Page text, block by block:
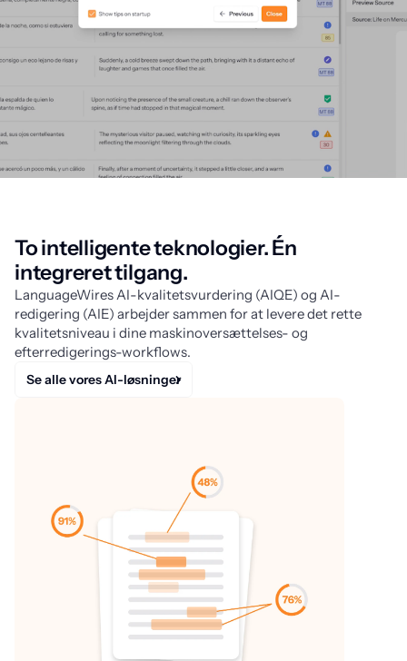
To intelligente teknologier. Én
integreret tilgang.
LanguageWires AI-kvalitetsvurdering (AIQE) og AI-
redigering (AIE) arbejder sammen for at levere det rette
kvalitetsniveau i dine maskinoversættelses- og
efterredigerings-workflows.
Se alle vores AI-løsninger